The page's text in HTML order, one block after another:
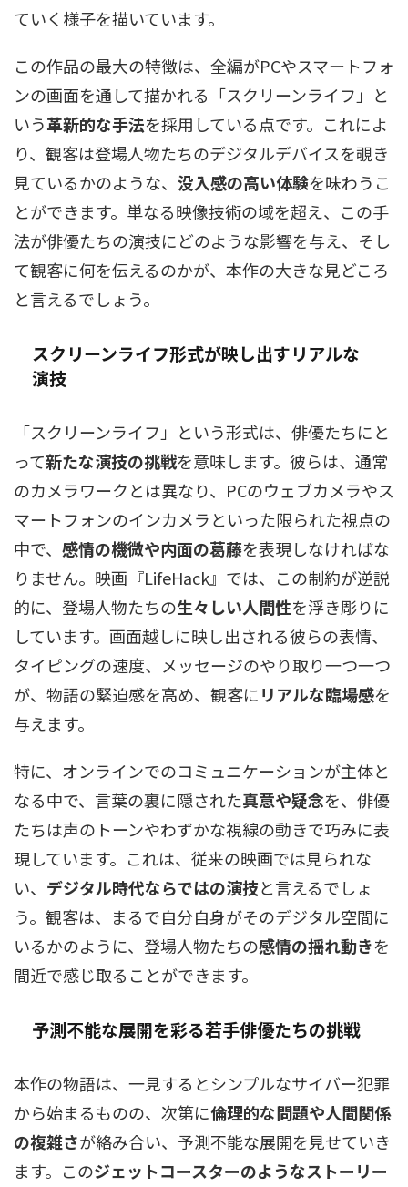
ていく様子を描いています。
この作品の最大の特徴は、全編がPCやスマートフォ
ンの画面を通して描かれる「スクリーンライフ」と
いう革新的な手法を採用している点です。これによ
り、観客は登場人物たちのデジタルデバイスを覗き
見ているかのような、 没入感の高い体験を味わうこ
とができます。単なる映像技術の域を超え、この手
法が俳優たちの演技にどのような影響を与え、そし
て観客に何を伝えるのかが、本作の大きな見どころ
と言えるでしょう。
スクリーンライフ形式が映し出すリアルな
演技
「スクリーンライフ」という形式は、俳優たちにと
って新たな演技の挑戦を意味します。彼らは、通常
のカメラワークとは異なり、PCのウェブカメラやス
マートフォンのインカメラといった限られた視点の
中で、 感情の機微や内面の葛藤を表現しなければな
りません。映画『LifeHack』では、この制約が逆説
的に、登場人物たちの生々しい人間性を浮き彫りに
しています。画面越しに映し出される彼らの表情、
タイピングの速度、メッセージのやり取り一つ一つ
が、物語の緊迫感を高め、観客にリアルな臨場感を
与えます。
特に、オンラインでのコミュニケーションが主体と
なる中で、言葉の裏に隠された真意や疑念を、俳優
たちは声のトーンやわずかな視線の動きで巧みに表
現しています。これは、従来の映画では見られな
い、 デジタル時代ならではの演技と言えるでしょ
う。観客は、まるで自分自身がそのデジタル空間に
いるかのように、登場人物たちの感情の揺れ動きを
間近で感じ取ることができます。
予測不能な展開を彩る若手俳優たちの挑戦
本作の物語は、一見するとシンプルなサイバー犯罪
から始まるものの、次第に倫理的な問題や人間関係
の複雑さが絡み合い、予測不能な展開を見せていき
ます。このジェットコースターのようなストーリー